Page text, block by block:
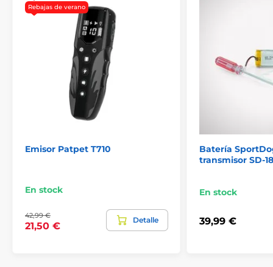
Accesorios
Rebajas de verano
Emisor Patpet T710
En stock
42,99 €
21,50 €
Detalle
Batería
transmisor SD-
En stock
39,99 €